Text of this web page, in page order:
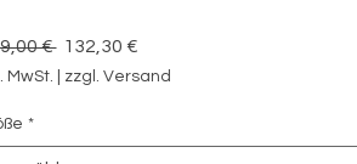
€ Standardpreis
132,30 €Sale-
Preis
MwSt. zzgl. Versand
*